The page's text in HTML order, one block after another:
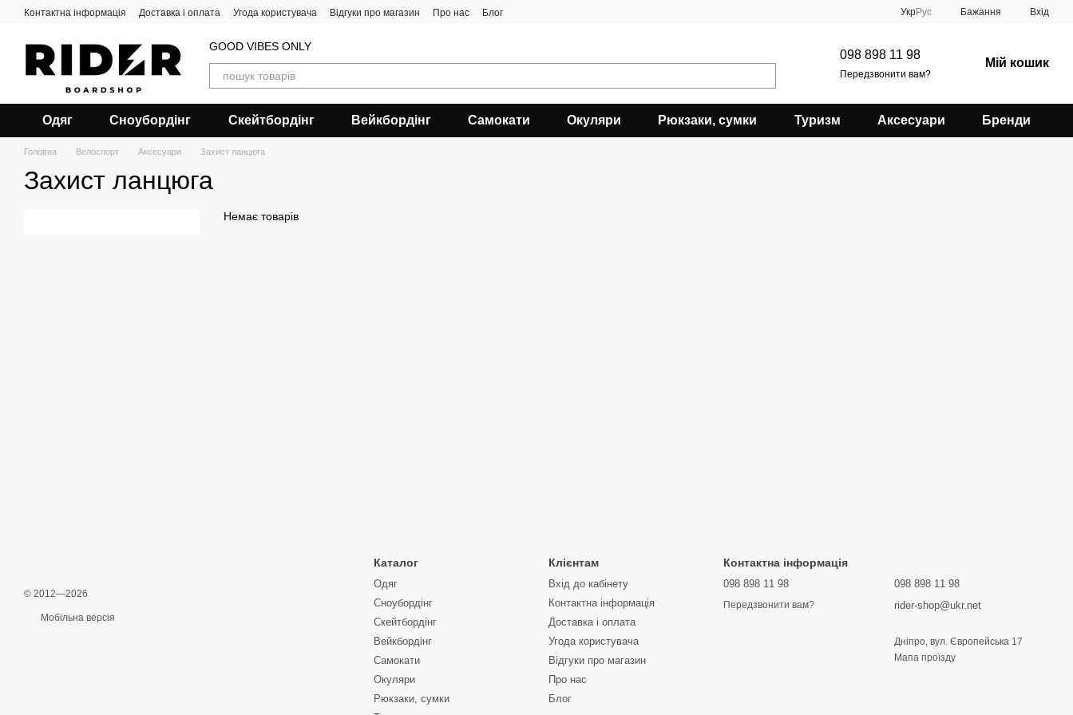
Перейти до основного контенту
Контактна інформація Доставка і оплата Угода користувача Відгуки про магазин Про нас Блог УкрРус Бажання Вхід
GOOD VIBES ONLY
098 898 11 98
Передзвонити вам?
Мій кошик
Одяг Сноубордiнг Скейтбордінг Вейкбордінг Самокати Окуляри Рюкзаки, сумки Туризм Аксесуари Бренди
Головна Велоспорт Аксесуари Захист ланцюга
Захист ланцюга
Немає товарів
© 2012—2026
Мобільна версія
Каталог
Одяг
Сноубордiнг
Скейтбордінг
Вейкбордінг
Самокати
Окуляри
Рюкзаки, сумки
Клієнтам
Вхід до кабінету
Контактна інформація
Доставка і оплата
Угода користувача
Відгуки про магазин
Про нас
Блог
Контактна інформація
098 898 11 98
Передзвонити вам?
098 898 11 98
rider-shop@ukr.net
Дніпро, вул. Європейська 17
Мапа проїзду